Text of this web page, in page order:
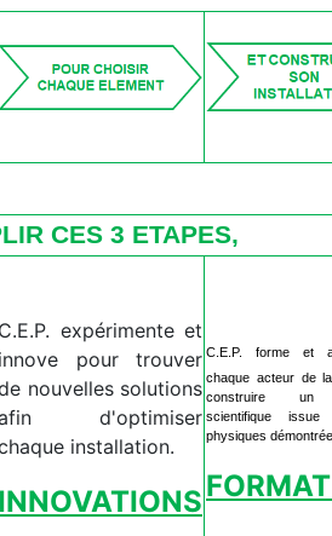
CES 3 ETAPES,
C.E.P. expérimente et
innove pour trouver
nouvelles solutions
d'optimiser
installation.
INNOVATIONS
C.E.P. forme et
chaque acteur de
construire un
scientifique
physiques